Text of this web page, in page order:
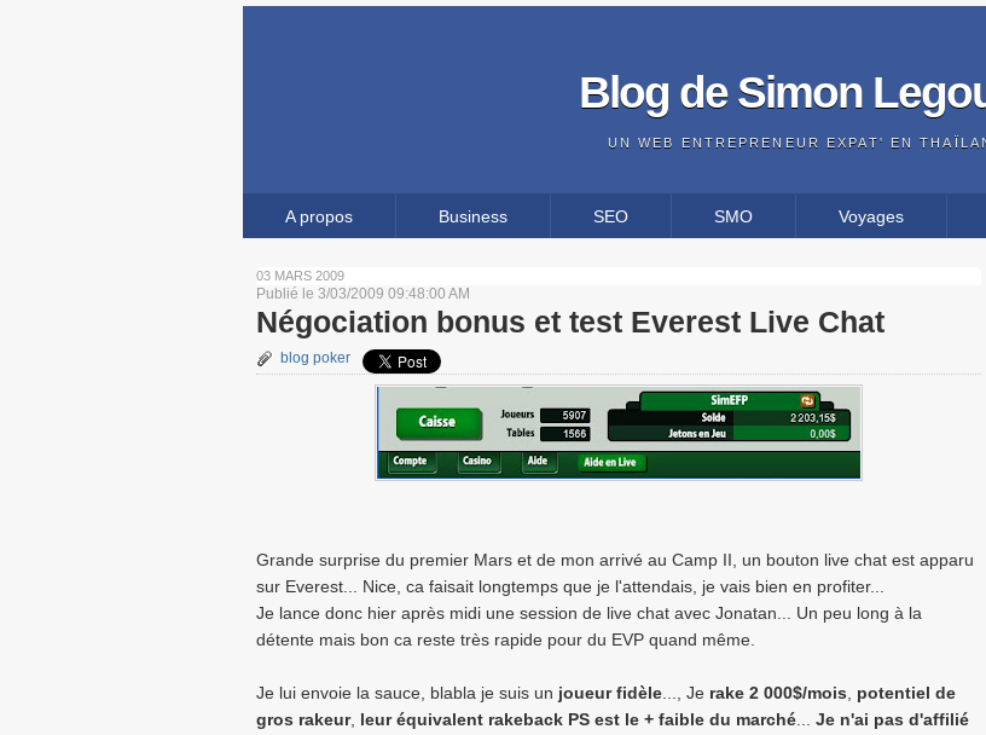
Blog de Simon
UN WEB ENTREPRENEUR EXPAT' EN
A propos Business SEO SMO Voyages
03 MARS 2009
Publié le 3/03/2009 09:48:00 AM
Négociation bonus et test Everest Live Chat
blog poker
Grande surprise du premier Mars et de mon arrivé au Camp II, un bouton live chat est apparu
sur Everest... Nice, ca faisait longtemps que je l'attendais, je vais bien en profiter...
Je lance donc hier après midi une session de live chat avec Jonatan... Un peu long à la
détente mais bon ca reste très rapide pour du EVP quand même.
Je lui envoie la sauce, blabla je suis un joueur fidèle..., Je rake 2 000$/mois, potentiel de
gros rakeur, leur équivalent rakeback PS est le + faible du marché... Je n'ai pas d'affilié